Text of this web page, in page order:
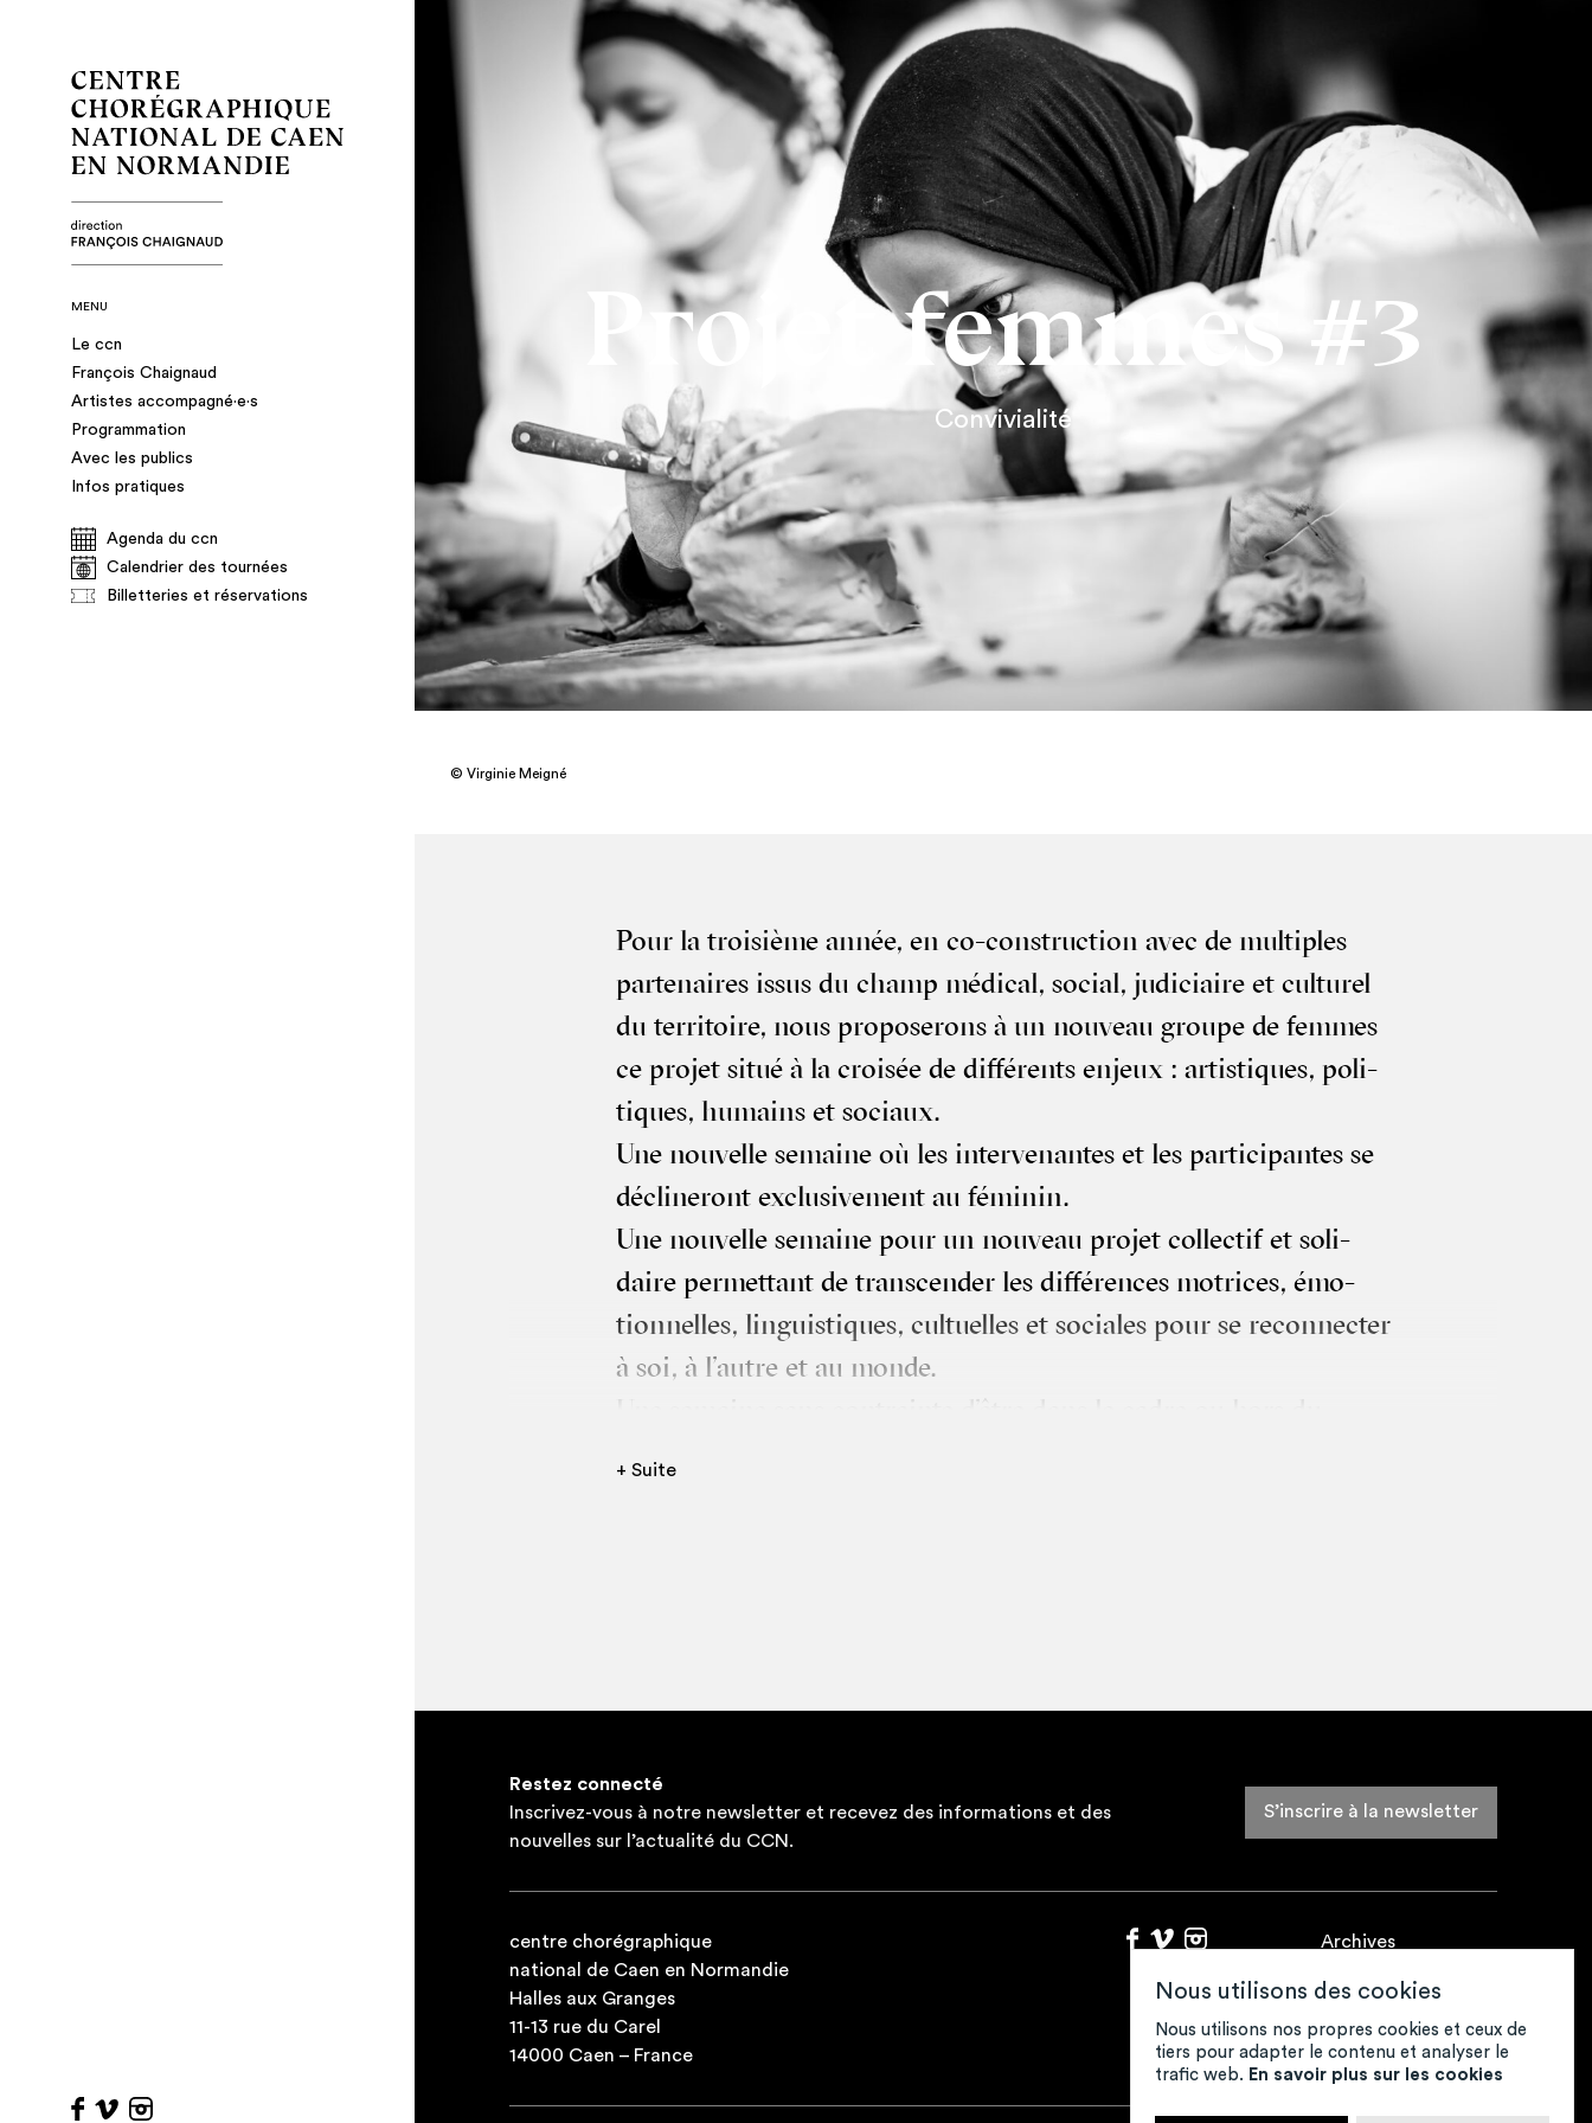
MENU
Le ccn
François Chaignaud
Artistes accompagné·e·s
Programmation
Avec les publics
Infos pratiques
Agenda du ccn
Calendrier des tournées
Billetteries et réservations
Projet femmes #3
Convivialité
© Virginie Meigné
Pour la troi­sième année, en co-construc­tion avec de mul­tiples
par­te­naires issus du champ médi­cal, social, judi­ciaire et cultu­rel
du ter­ri­toire, nous pro­po­se­rons à un nou­veau groupe de femmes
ce pro­jet situé à la croi­sée de dif­fé­rents enjeux : artis­tiques, poli­
tiques, humains et sociaux.
Une nou­velle semaine où les inter­ve­nantes et les par­ti­ci­pantes se
décli­ne­ront exclu­si­ve­ment au féminin.
Une nou­velle semaine pour un nou­veau pro­jet col­lec­tif et soli­
daire per­met­tant de trans­cen­der les dif­fé­rences motrices, émo­
tion­nelles, lin­guis­tiques, cultuelles et sociales pour se recon­nec­ter
à soi, à l’autre et au monde.
cadre, sans se sou­cier de bien faire ou de mal faire, de faire juste
l’énergie, pour bou­ger avec plai­sir, s’apaiser, retrou­ver l’estime de
+ Suite
Restez connecté
Inscrivez-vous à notre newsletter et recevez des informations et des
nouvelles sur l’actualité du CCN.
S’inscrire à la newsletter
centre chorégraphique
national de Caen en Normandie
Halles aux Granges
11-13 rue du Carel
14000 Caen – France
Archives
Contacts
Mentions légales
Crédits
Nous utilisons des cookies
Nous utilisons nos propres cookies et ceux de
tiers pour adapter le contenu et analyser le
trafic web. En savoir plus sur les cookies